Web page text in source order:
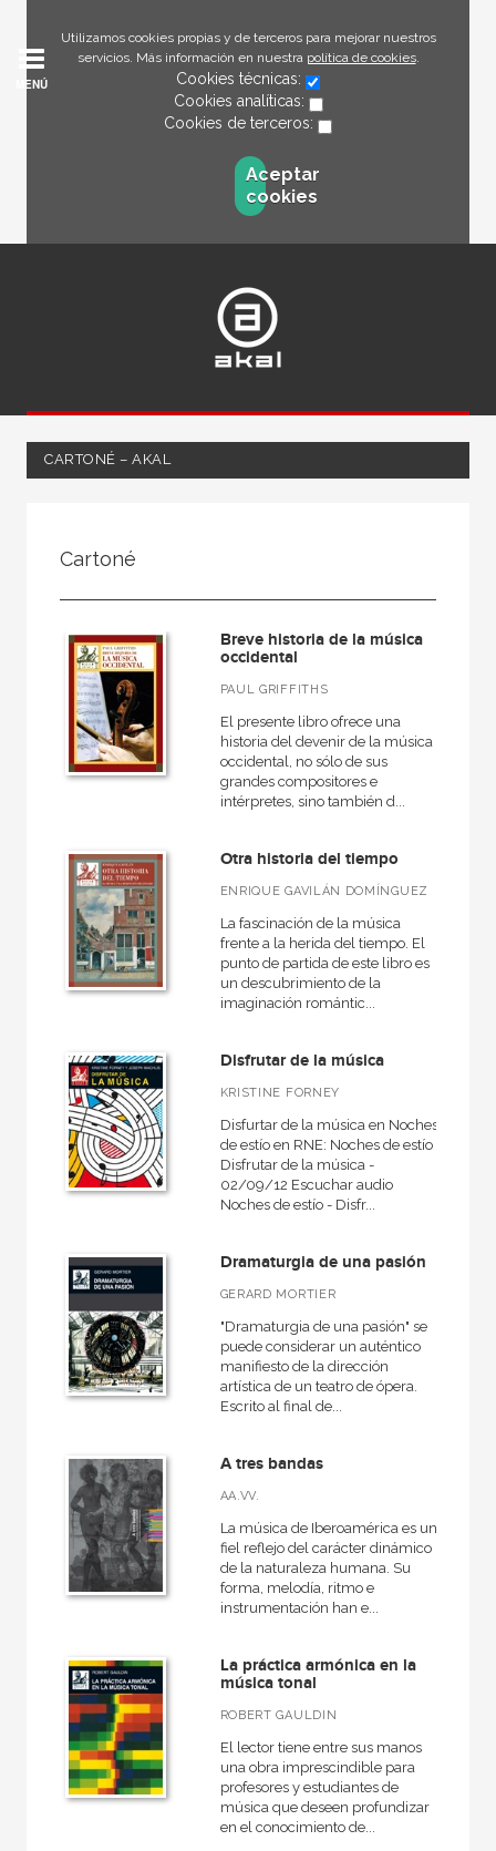
Utilizamos cookies propias y de terceros para mejorar nuestros
servicios. Más información en nuestra política de cookies.
Cookies técnicas:
Cookies analíticas:
Cookies de terceros:
Aceptar
cookies
MENÚ
CARTONÉ – AKAL
Ciencias humanas y sociales
Música
General
MATERIAS
Didáctica de la música
Moderna
Musicas del mundo
Teoría de la música
General
Historia de la música
NUESTRAS COLECCIONES
Básica de Bolsillo  Serie Referencia
Diccionarios técnicos
Fuera de colección - H.Blume
Grandes temas  Gran formato
Literaturas
Música
Música, didáctica de la
NUESTROS FORMATOS
Cartoné
Ebook
Cartoné
Breve historia de la música
occidental
PAUL GRIFFITHS
El presente libro ofrece una
historia del devenir de la música
occidental, no sólo de sus
grandes compositores e
intérpretes, sino también d...
Otra historia del tiempo
ENRIQUE GAVILÁN DOMÍNGUEZ
La fascinación de la música
frente a la herida del tiempo. El
punto de partida de este libro es
un descubrimiento de la
imaginación romántic...
Disfrutar de la música
KRISTINE FORNEY
Disfurtar de la música en Noches
de estío en RNE: Noches de estío -
Disfrutar de la música -
02/09/12 Escuchar audio
Noches de estío - Disfr...
Dramaturgia de una pasión
GERARD MORTIER
"Dramaturgia de una pasión" se
puede considerar un auténtico
manifiesto de la dirección
artística de un teatro de ópera.
Escrito al final de...
A tres bandas
AA.VV.
La música de Iberoamérica es un
fiel reflejo del carácter dinámico
de la naturaleza humana. Su
forma, melodía, ritmo e
instrumentación han e...
La práctica armónica en la
música tonal
ROBERT GAULDIN
El lector tiene entre sus manos
una obra imprescindible para
profesores y estudiantes de
música que deseen profundizar
en el conocimiento de...